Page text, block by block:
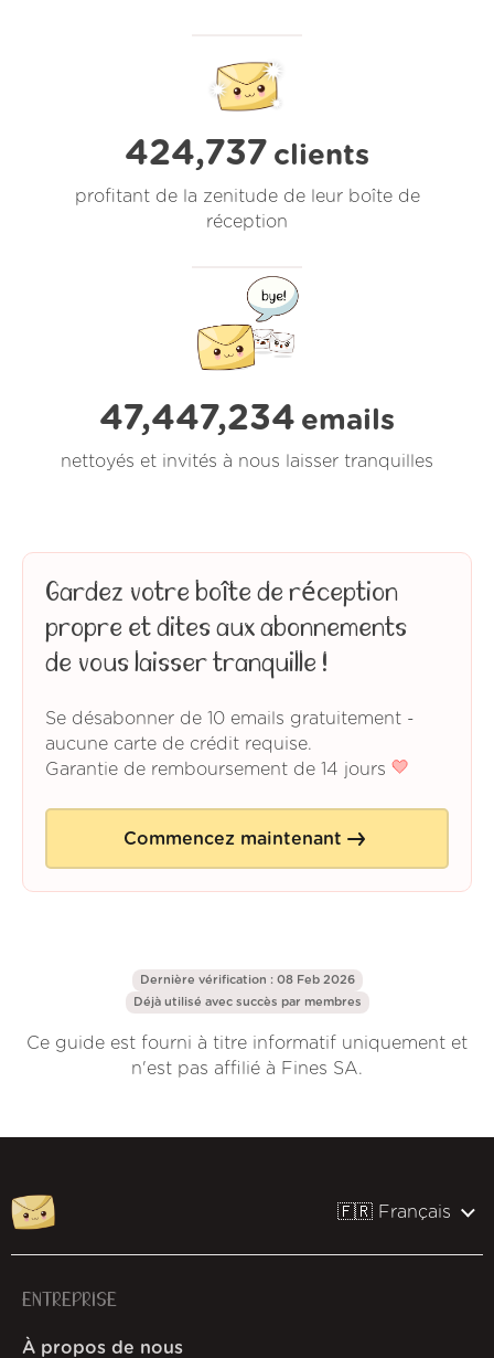
424,737 clients
profitant de la zenitude de leur boîte de
réception
47,447,234 emails
nettoyés et invités à nous laisser tranquilles
Gardez votre boîte de réception
propre et dites aux abonnements
de vous laisser tranquille !
Se désabonner de 10 emails gratuitement -
aucune carte de crédit requise.
Garantie de remboursement de 14 jours
Commencez maintenant
Dernière vérification : 08 Feb 2026
Déjà utilisé avec succès par membres
Ce guide est fourni à titre informatif uniquement et
n'est pas affilié à Fines SA.
🇫🇷 Français
ENTREPRISE
À propos de nous